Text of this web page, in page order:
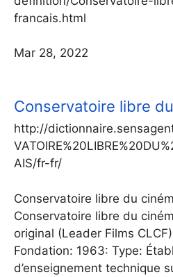
francais.html
Mar 28, 2022
Conservatoire libre
http://
AIS/fr-fr/
Conservatoire libre du
Conservatoire libre du
original (Leader Films
Fondation: 1963: Type:
d’enseignement technique